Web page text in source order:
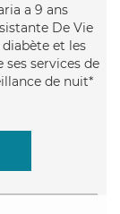
a 9 ans
De Vie
et les
services de
de nuit*